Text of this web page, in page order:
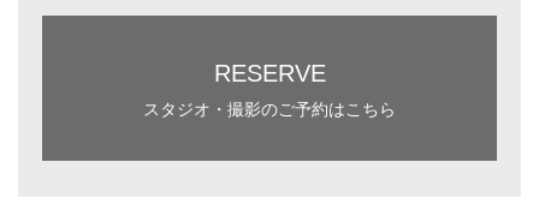
RESERVE
スタジオ・撮影のご予約はこちら